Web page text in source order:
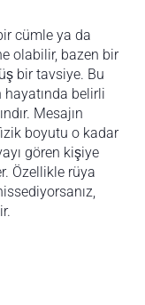
cümle ya da
olabilir, bazen bir
bir tavsiye. Bu
hayatında belirli
Mesajın
boyutu o kadar
gören kişiye
Özellikle rüya